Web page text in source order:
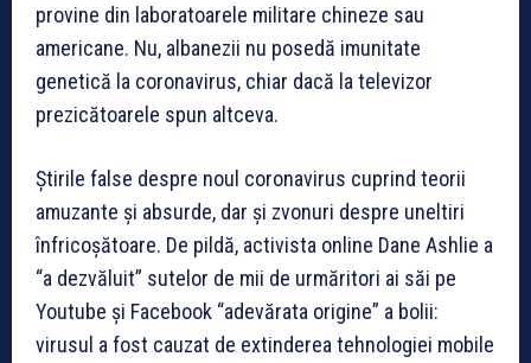
provine din laboratoarele militare chineze sau
americane. Nu, albanezii nu posedă imunitate
genetică la coronavirus, chiar dacă la televizor
prezicătoarele spun altceva.
Știrile false despre noul coronavirus cuprind teorii
amuzante și absurde, dar și zvonuri despre uneltiri
înfricoșătoare. De pildă, activista online Dane Ashlie a
“a dezvăluit” sutelor de mii de urmăritori ai săi pe
Youtube și Facebook “adevărata origine” a bolii:
virusul a fost cauzat de extinderea tehnologiei mobile